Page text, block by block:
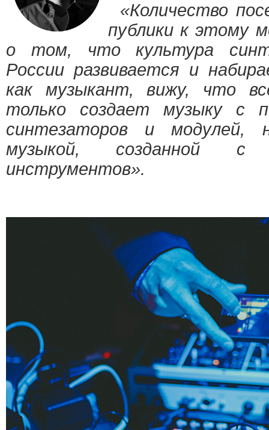
«Количество
публики к этому
о том, что культура
России развивается и
как музыкант, вижу, что
только создает музыку с
синтезаторов и модулей,
музыкой, созданной
инструментов».